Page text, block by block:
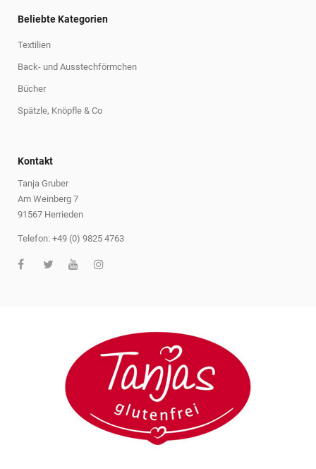
Beliebte Kategorien
Textilien
Back- und Ausstechförmchen
Bücher
Spätzle, Knöpfle & Co
Kontakt
Tanja Gruber
Am Weinberg 7
91567 Herrieden
Telefon: +49 (0) 9825 4763